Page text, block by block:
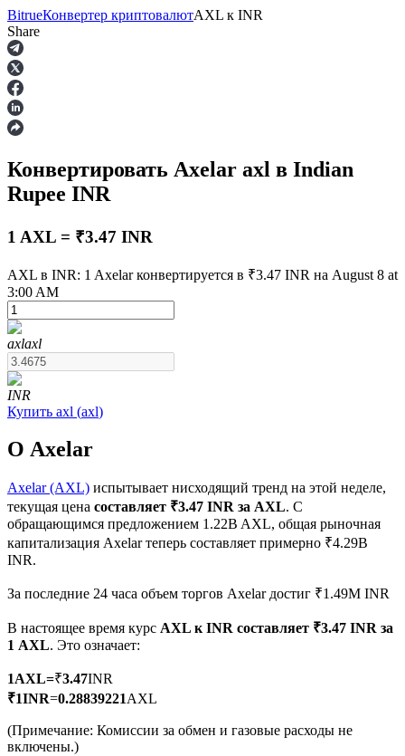
Фьючерсы
USDT-фьючерсы
Фьючерсы с использованием USDT в качестве
Фьючерсы на COIN-M
Криптовалютные фьючерсы
Деривативы на акции, форекс, драгоценные металлы и
BitrueКонвертер криптовалютAXL к INR
Share
Конвертировать Axelar axl в Indian
Rupee INR
1 AXL = ₹3.47 INR
AXL в INR: 1 Axelar конвертируется в ₹3.47 INR на August 8 at
3:00 AM
axlaxl
INR
Купить axl (axl)
О Axelar
Axelar (AXL) испытывает нисходящий тренд на этой неделе,
текущая цена составляет ₹3.47 INR за AXL. С
обращающимся предложением 1.22B AXL, общая рыночная
капитализация Axelar теперь составляет примерно ₹4.29B
INR.
За последние 24 часа объем торгов Axelar достиг ₹1.49M INR
В настоящее время курс AXL к INR составляет ₹3.47 INR за
1 AXL. Это означает:
1AXL=₹3.47INR
₹1INR=0.28839221AXL
(Примечание: Комиссии за обмен и газовые расходы не
включены.)